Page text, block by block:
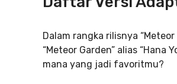
Dalam rangka rilisnya
“Meteor Garden” alias “Hana
mana yang jadi favoritmu?